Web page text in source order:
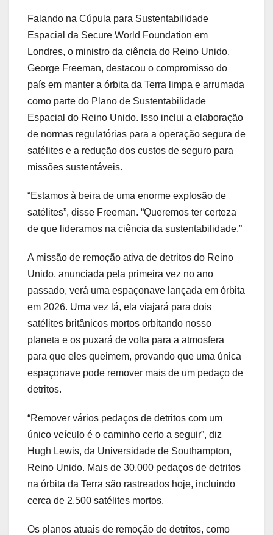
Falando na Cúpula para Sustentabilidade
Espacial da Secure World Foundation em
Londres, o ministro da ciência do Reino Unido,
George Freeman, destacou o compromisso do
país em manter a órbita da Terra limpa e arrumada
como parte do Plano de Sustentabilidade
Espacial do Reino Unido. Isso inclui a elaboração
de normas regulatórias para a operação segura de
satélites e a redução dos custos de seguro para
missões sustentáveis.
“Estamos à beira de uma enorme explosão de
satélites”, disse Freeman. “Queremos ter certeza
de que lideramos na ciência da sustentabilidade.”
A missão de remoção ativa de detritos do Reino
Unido, anunciada pela primeira vez no ano
passado, verá uma espaçonave lançada em órbita
em 2026. Uma vez lá, ela viajará para dois
satélites britânicos mortos orbitando nosso
planeta e os puxará de volta para a atmosfera
para que eles queimem, provando que uma única
espaçonave pode remover mais de um pedaço de
detritos.
“Remover vários pedaços de detritos com um
único veículo é o caminho certo a seguir”, diz
Hugh Lewis, da Universidade de Southampton,
Reino Unido. Mais de 30.000 pedaços de detritos
na órbita da Terra são rastreados hoje, incluindo
cerca de 2.500 satélites mortos.
Os planos atuais de remoção de detritos, como